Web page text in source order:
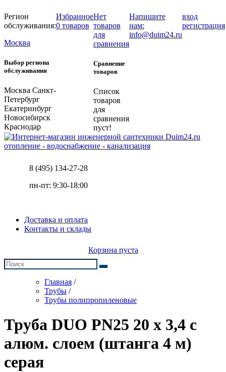
Регион
обслуживания:
Москва
Выбор региона
обслуживания
Москва Санкт-
Петербург
Екатеринбург
Новосибирск
Краснодар
Избранное
0 товаров
Нет
товаров
для
сравнения
Сравнение
товаров
Список
товаров
для
сравнения
пуст!
Напишите
нам:
info@duim24.ru
вход
регистрация
отопление - водоснабжение - канализация
8 (495) 134-27-28
пн-пт: 9:30-18:00
Доставка и оплата
Контакты и склады
Корзина пуста
Главная /
Трубы /
Трубы полипропиленовые
Труба DUO PN25 20 х 3,4 с
алюм. слоем (штанга 4 м)
серая